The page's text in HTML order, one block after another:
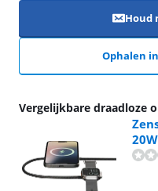
Houd
Ophalen
Vergelijkbare draadloze
20W